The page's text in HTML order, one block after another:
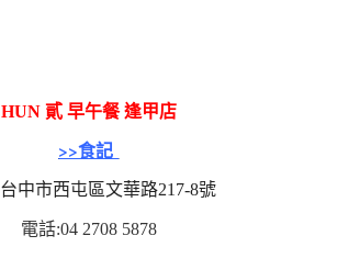
HUN 貳 早午餐 逢甲店
>>食記
台中市西屯區文華路217-8號
電話:04 2708 5878